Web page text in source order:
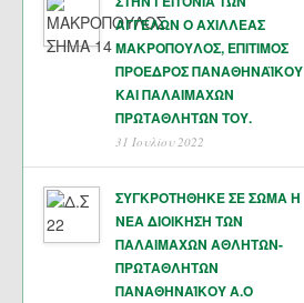
ΑΓΓΕΛΩΝ Ο ΑΧΙΛΛΕΑΣ
ΜΑΚΡΟΠΟΥΛΟΣ, ΕΠΙΤΙΜΟΣ
ΠΡΟΕΔΡΟΣ ΠΑΝΑΘΗΝΑΪΚΟΥ
ΚΑΙ ΠΑΛΑΙΜΑΧΩΝ
ΠΡΩΤΑΘΛΗΤΏΝ ΤΟΥ.
31 Ιουλίου 2022
ΣΥΓΚΡΟΤΗΘΗΚΕ ΣΕ ΣΩΜΑ Η
ΝΕΑ ΔΙΟΙΚΗΣΗ ΤΩΝ
ΠΑΛΑΙΜΑΧΩΝ ΑΘΛΗΤΩΝ-
ΠΡΩΤΑΘΛΗΤΩΝ
ΠΑΝΑΘΗΝΑΊΚΟΥ Α.Ο